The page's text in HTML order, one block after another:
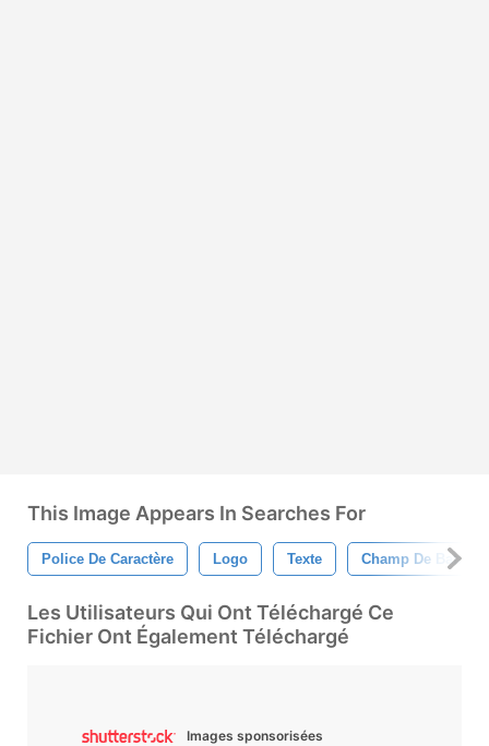
This Image Appears In Searches For
Police De Caractère Logo Texte Champ De Bataille
Les Utilisateurs Qui Ont Téléchargé Ce
Fichier Ont Également Téléchargé
Images sponsorisées